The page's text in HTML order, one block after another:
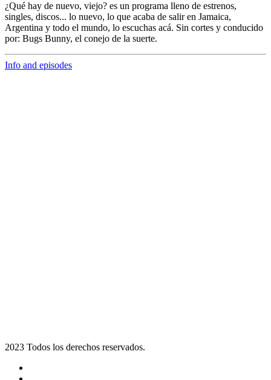
¿Qué hay de nuevo, viejo? es un programa lleno de estrenos,
singles, discos... lo nuevo, lo que acaba de salir en Jamaica,
Argentina y todo el mundo, lo escuchas acá. Sin cortes y conducido
por: Bugs Bunny, el conejo de la suerte.
Info and episodes
2023 Todos los derechos reservados.